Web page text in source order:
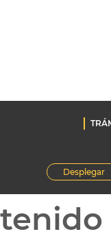
Desplegar